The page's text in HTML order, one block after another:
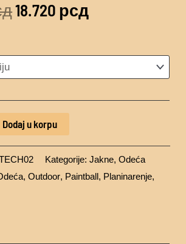
18.720 рсд
Dodaj u korpu
Kategorije:Jakne,Odeća
,Outdoor, Paintball, Planinarenje,